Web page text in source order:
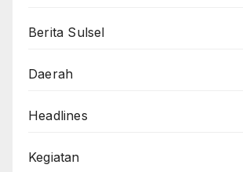
Berita Sulsel
Daerah
Headlines
Kegiatan